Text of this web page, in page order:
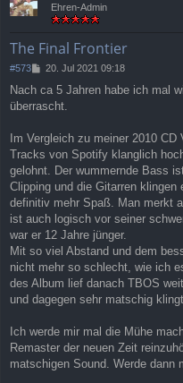
Ehren-Admin
The Final Frontier
#573
B
i
t
a
g
20. Jul 2021 09:18
Nach ca 5 Jahren habe ich mal
überrascht.
Im Vergleich zu meiner 2010
Tracks von Spotify klanglich
gelohnt. Der wummernde Bass
Clipping und die Gitarren
definitiv mehr Spaß. Man merkt
ist auch logisch vor seiner
war er 12 Jahre jünger.
Mit so viel Abstand und dem
nicht mehr so schlecht, wie ich
des Album lief danach TBOS
und dagegen sehr matschig klingt.
Ich werde mir mal die Mühe
Remaster der neuen Zeit
matschigen Sound. Werde dann